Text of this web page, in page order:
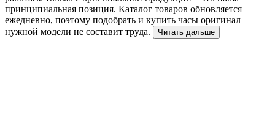
принципиальная позиция. Каталог товаров обновляется
ежедневно, поэтому подобрать и купить часы оригинал
нужной модели не составит труда.
Читать дальше